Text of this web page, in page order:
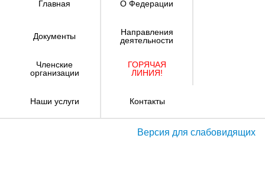
Главная О Федерации
Документы
Направления
деятельности
Членские
организации
ГОРЯЧАЯ
ЛИНИЯ!
Наши услуги Контакты
Версия для слабовидящих